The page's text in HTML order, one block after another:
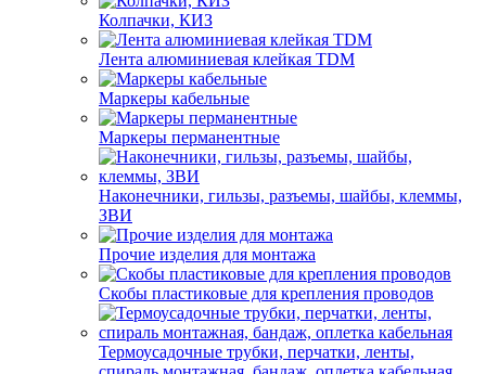
Колпачки, КИЗ
Лента алюминиевая клейкая TDM
Маркеры кабельные
Маркеры перманентные
Наконечники, гильзы, разъемы, шайбы, клеммы,
ЗВИ
Прочие изделия для монтажа
Скобы пластиковые для крепления проводов
Термоусадочные трубки, перчатки, ленты,